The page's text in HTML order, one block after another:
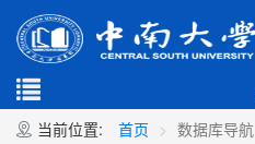
当前位置:
首页 数据库导航